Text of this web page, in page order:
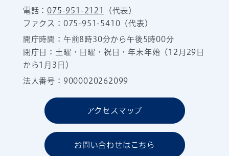
電話：075-951-2121
（代表）
ファクス：075-951-5410（代表）
開庁時間：午前8時30分から午後5時00分
閉庁日：土曜・日曜・祝日・年末年始（12月29日
から1月3日）
法人番号：9000020262099
アクセスマップ
お問い合わせはこちら